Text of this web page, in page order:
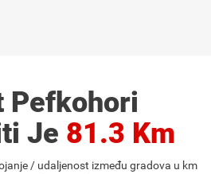
Pefkohori
Je 81.3 Km
/ udaljenost između gradova u km